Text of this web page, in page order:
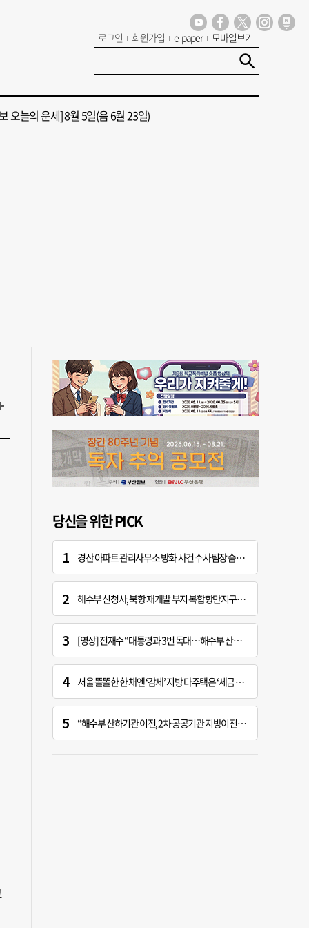
로그인 회원가입 e-paper 모바일보기
호 태풍 돌핀 경로, 내주 중국 상륙…'불가마 더위' 언제까지
오늘의 운세] 8월 5일(음 6월 23일)
폭염 예상 못 해” 골프 예약 취소 속출
당신을 위한 PICK
경산 아파트 관리사무소 방화 사건 수사팀장 숨진 채 발견
해수부 신청사, 북항 재개발 부지 복합항만지구 확정
[영상] 전재수 “대통령과 3번 독대…해수부 산하기관 곧 ‘부산행’”
서울 똘똘한 한 채엔 ‘감세’ 지방 다주택은 ‘세금 폭탄’
“해수부 산하기관 이전, 2차 공공기관 지방이전과 연계 추진 안 돼”